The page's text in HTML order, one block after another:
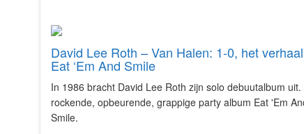
David Lee Roth – Van Halen: 1-0, het
Eat ‘Em And Smile
In 1986 bracht David Lee Roth zijn solo debuutalbum uit.
rockende, opbeurende, grappige party album Eat 'Em
Smile.